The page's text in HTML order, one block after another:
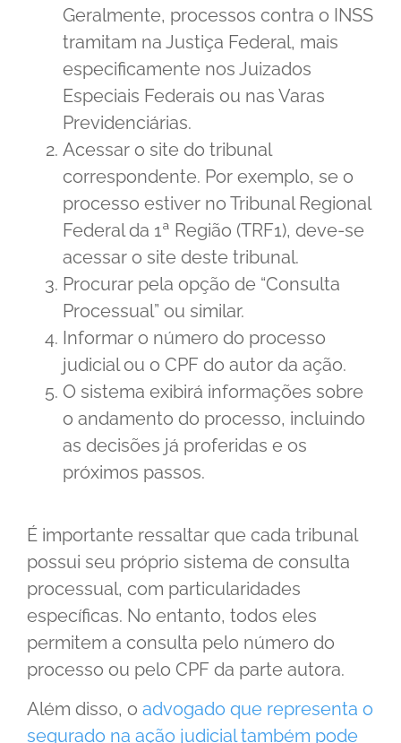
Geralmente, processos contra o INSS
tramitam na Justiça Federal, mais
especificamente nos Juizados
Especiais Federais ou nas Varas
Previdenciárias.
Acessar o site do tribunal
correspondente. Por exemplo, se o
processo estiver no Tribunal Regional
Federal da 1ª Região (TRF1), deve-se
acessar o site deste tribunal.
Procurar pela opção de “Consulta
Processual” ou similar.
Informar o número do processo
judicial ou o CPF do autor da ação.
O sistema exibirá informações sobre
o andamento do processo, incluindo
as decisões já proferidas e os
próximos passos.
É importante ressaltar que cada tribunal
possui seu próprio sistema de consulta
processual, com particularidades
específicas. No entanto, todos eles
permitem a consulta pelo número do
processo ou pelo CPF da parte autora.
Além disso, o advogado que representa o
segurado na ação judicial também pode